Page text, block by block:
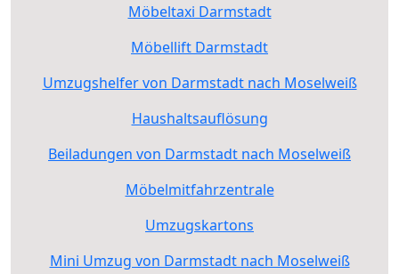
Möbeltaxi Darmstadt
Möbellift Darmstadt
Umzugshelfer von Darmstadt nach Moselweiß
Haushaltsauflösung
Beiladungen von Darmstadt nach Moselweiß
Möbelmitfahrzentrale
Umzugskartons
Mini Umzug von Darmstadt nach Moselweiß